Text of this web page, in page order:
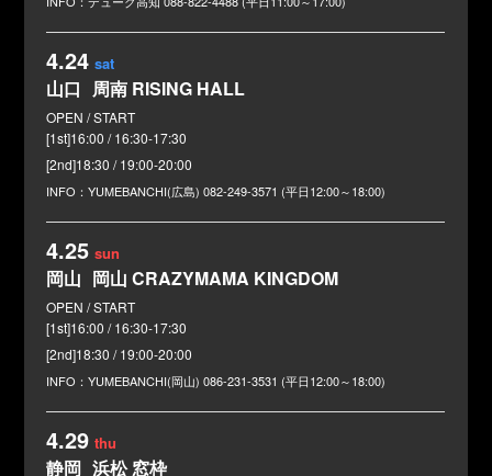
4.24 sat
山口 周南 RISING HALL
[1st]16:00 / 16:30-17:30
[2nd]18:30 / 19:00-20:00
YUMEBANCHI(広島)082-249-3571 (平日12:00～18:00)
4.25 sun
岡山 岡山 CRAZYMAMA KINGDOM
[1st]16:00 / 16:30-17:30
[2nd]18:30 / 19:00-20:00
YUMEBANCHI(岡山)086-231-3531 (平日12:00～18:00)
4.29 thu
静岡 浜松 窓枠